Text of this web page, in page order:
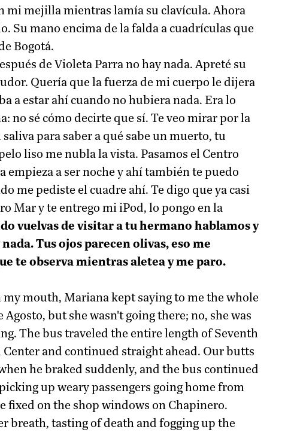
mi mejilla mientras lamía su clavícula. Ahora
Su mano encima de la falda a cuadrículas que
Bogotá.
de Violeta Parra no hay nada. Apreté su
Quería que la fuerza de mi cuerpo le dijera
a estar ahí cuando no hubiera nada. Era lo
no sé cómo decirte que sí. Te veo mirar por la
para saber a qué sabe un muerto, tu
liso me nubla la vista. Pasamos el Centro
empieza a ser noche y ahí también te puedo
me pediste el cuadre ahí. Te digo que ya casi
Mar y te entrego mi iPod, lo pongo en la
vuelvas de visitar a tu hermano hablamos y
Tus ojos parecen olivas, eso me
te observa mientras aletea y me paro.
mouth, Mariana kept saying to me the whole
but she wasn't going there; no, she was
The bus traveled the entire length of Seventh
and continued straight ahead. Our butts
he braked suddenly, and the bus continued
up weary passengers going home from
fixed on the shop windows on Chapinero.
breath, tasting of death and fogging up the